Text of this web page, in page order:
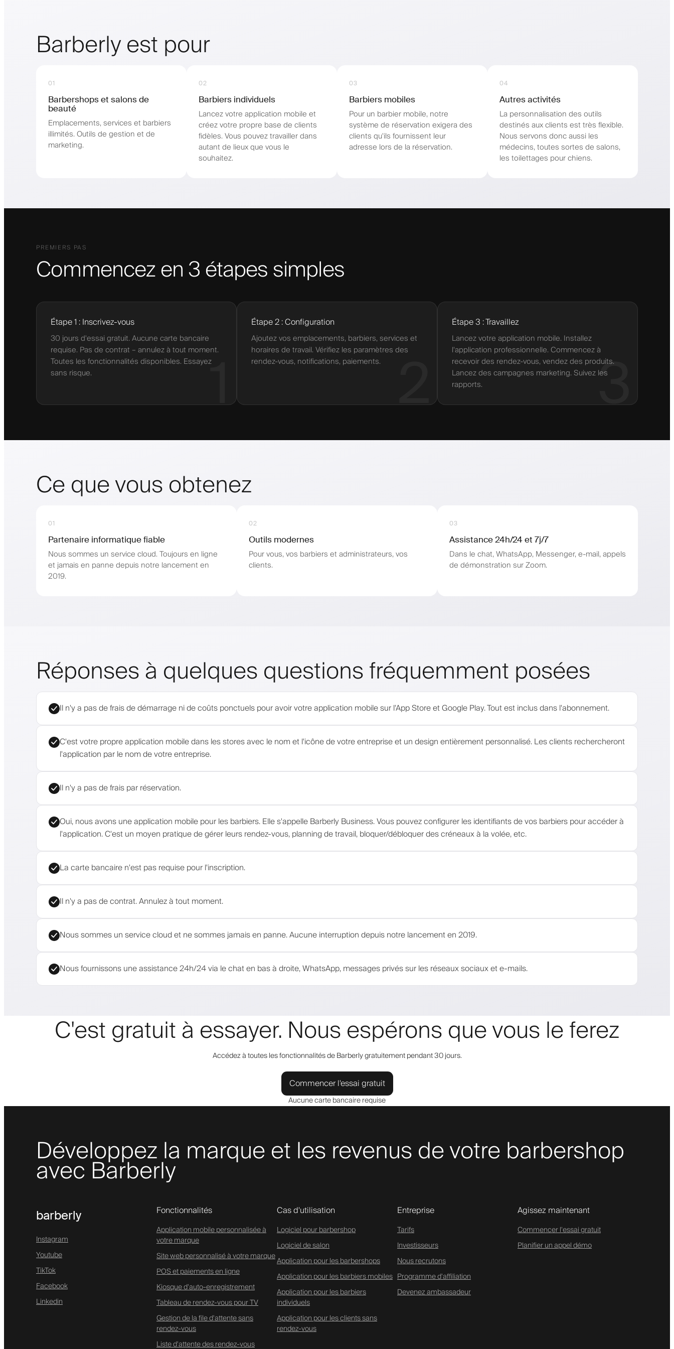
Barberly est pour
01
Barbershops et salons de
beauté
Emplacements, services et barbiers
illimités. Outils de gestion et de
marketing.
02
Barbiers individuels
Lancez votre application mobile et
créez votre propre base de clients
fidèles. Vous pouvez travailler dans
autant de lieux que vous le
souhaitez.
03
Barbiers mobiles
Pour un barbier mobile, notre
système de réservation exigera des
clients qu'ils fournissent leur
adresse lors de la réservation.
04
Autres activités
La personnalisation des outils
destinés aux clients est très flexible.
Nous servons donc aussi les
médecins, toutes sortes de salons,
les toilettages pour chiens.
PREMIERS PAS
Commencez en 3 étapes simples
1
Étape 1 : Inscrivez-vous
30 jours d'essai gratuit. Aucune carte bancaire
requise. Pas de contrat – annulez à tout moment.
Toutes les fonctionnalités disponibles. Essayez
sans risque.
2
Étape 2 : Configuration
Ajoutez vos emplacements, barbiers, services et
horaires de travail. Vérifiez les paramètres des
rendez-vous, notifications, paiements.
3
Étape 3 : Travaillez
Lancez votre application mobile. Installez
l'application professionnelle. Commencez à
recevoir des rendez-vous, vendez des produits.
Lancez des campagnes marketing. Suivez les
rapports.
Ce que vous obtenez
01
Partenaire informatique fiable
Nous sommes un service cloud. Toujours en ligne
et jamais en panne depuis notre lancement en
2019.
02
Outils modernes
Pour vous, vos barbiers et administrateurs, vos
clients.
03
Assistance 24h/24 et 7j/7
Dans le chat, WhatsApp, Messenger, e-mail, appels
de démonstration sur Zoom.
Réponses à quelques questions fréquemment posées
Il n'y a pas de frais de démarrage ni de coûts ponctuels pour avoir votre application mobile sur l'App Store et Google Play. Tout est inclus dans l'abonnement.
C'est votre propre application mobile dans les stores avec le nom et l'icône de votre entreprise et un design entièrement personnalisé. Les clients rechercheront
l'application par le nom de votre entreprise.
Il n'y a pas de frais par réservation.
Oui, nous avons une application mobile pour les barbiers. Elle s'appelle Barberly Business. Vous pouvez configurer les identifiants de vos barbiers pour accéder à
l'application. C'est un moyen pratique de gérer leurs rendez-vous, planning de travail, bloquer/débloquer des créneaux à la volée, etc.
La carte bancaire n'est pas requise pour l'inscription.
Il n'y a pas de contrat. Annulez à tout moment.
Nous sommes un service cloud et ne sommes jamais en panne. Aucune interruption depuis notre lancement en 2019.
Nous fournissons une assistance 24h/24 via le chat en bas à droite, WhatsApp, messages privés sur les réseaux sociaux et e-mails.
C'est gratuit à essayer. Nous espérons que vous le ferez
Accédez à toutes les fonctionnalités de Barberly gratuitement pendant 30 jours.
Commencer l'essai gratuit
Aucune carte bancaire requise
Développez la marque et les revenus de votre barbershop
avec Barberly
barberly
Instagram
Youtube
TikTok
Facebook
Linkedin
Fonctionnalités
Application mobile personnalisée à
votre marque
Site web personnalisé à votre marque
POS et paiements en ligne
Kiosque d'auto-enregistrement
Tableau de rendez-vous pour TV
Gestion de la file d'attente sans
rendez-vous
Liste d'attente des rendez-vous
Cas d'utilisation
Logiciel pour barbershop
Logiciel de salon
Application pour les barbershops
Application pour les barbiers mobiles
Application pour les barbiers
individuels
Application pour les clients sans
rendez-vous
Entreprise
Tarifs
Investisseurs
Nous recrutons
Programme d'affiliation
Devenez ambassadeur
Agissez maintenant
Commencer l'essai gratuit
Planifier un appel démo